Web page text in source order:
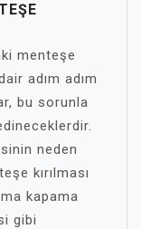
menteşe
adım adım
bu sorunla
neden
kırılması
kapama
gibi